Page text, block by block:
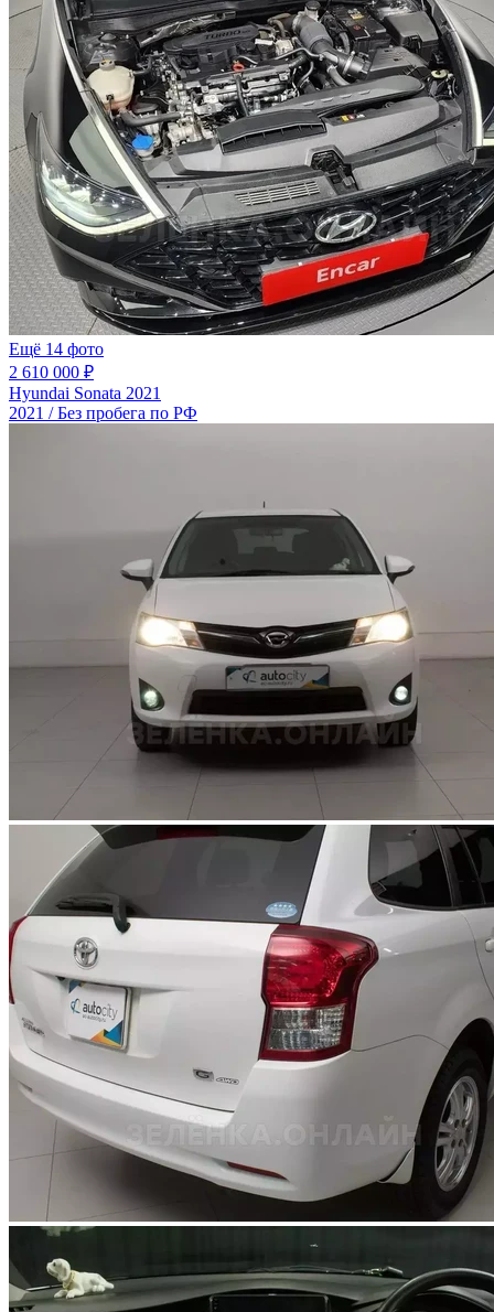
Ещё 14 фото
2 610 000 ₽
Hyundai Sonata 2021
2021 / Без пробега по РФ